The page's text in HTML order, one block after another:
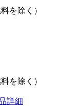
を除く）
を除く）
詳細